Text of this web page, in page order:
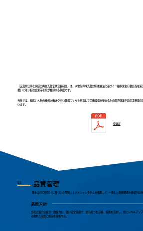
「広島県仕事と家庭の両立支援企業登録制度」は、次世代育成支援対策推進法に基づく一般事業主行動計画を
援」に取り組む企業等を県が登録する制度です。
当社では、​幅広い人材の確保と働きやすい職場づくりを目指して労働環境を整えるため育児休業や給付金制度
います。
登録証
02 品質管理
栗本はISO9001に基づいた品質マネジメントシステムを構築して､一貫した品質管理と継続的な改
品質方針
当社と協力会社が一致協力し、強い安全意識で、自ら培った技術、技能を活かし、常にレベルアッ
る優れた品質と製品を提供する。